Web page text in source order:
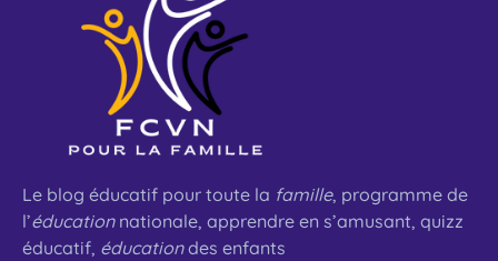
Le blog éducatif pour toute la famille, programme de
l’éducationnationale, apprendre en s’amusant, quizz
éducatif, éducationdes enfants